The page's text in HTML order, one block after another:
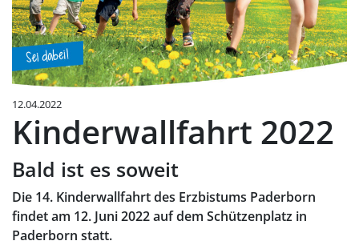
12.04.2022
Kinderwallfahrt 2022
Bald ist es soweit
Die 14. Kinderwallfahrt des Erzbistums Paderborn
findet am 12. Juni 2022 auf dem Schützenplatz in
Paderborn statt.